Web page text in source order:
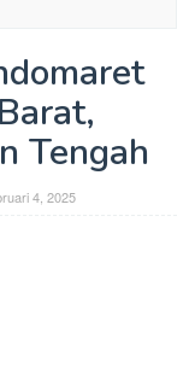
Tengah
4, 2025